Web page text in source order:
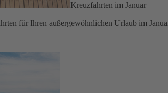
Kreuzfahrten im Januar
für Ihren außergewöhnlichen Urlaub im